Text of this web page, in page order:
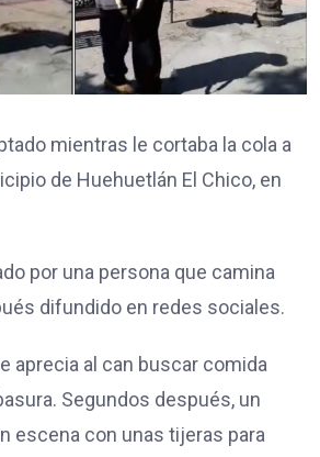
mientras le cortaba la cola a
de Huehuetlán El Chico, en
por una persona que camina
difundido en redes sociales.
aprecia al can buscar comida
Segundos después, un
escena con unas tijeras para